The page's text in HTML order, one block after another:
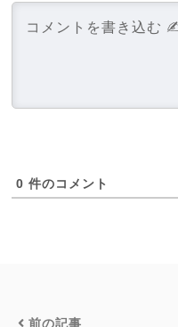
0 件のコメント
前の記事